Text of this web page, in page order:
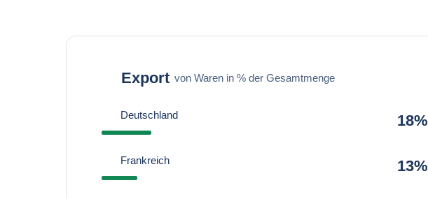
Export von Waren in % der Gesamtmenge
Deutschland 18%
Frankreich 13%